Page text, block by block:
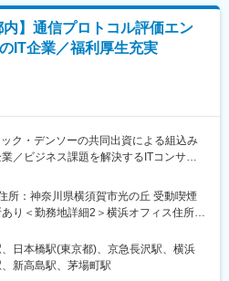
と札幌駅前オフィスにございますが、
を駆使して柔軟に働くことが可能で
能開発、ヘルスケアアプリ開発、大手
風通しの良い社風です。週に1時間、担
の活動を行う時間を設け、職場の課題
業務
／在宅勤務可能
の技術力の高さを活かし、オリジナル
・ディスプレイなどの開発、製造、販
ー様向けに技術ソリューションを供給す
ョン事業を展開しています。
内】通信プロトコル評価エン
IT企業／福利厚生充実
ク・デンソーの共同出資による組込み
／ビジネス課題を解決するITコンサル
ル通信ビジネスは次世代サービス展開の
あらゆる環境でサービスを受けられる
はますます重要になります。モバイル
様だけでなく、オートモーティブビジ
所：神奈川県横須賀市光の丘 受動喫煙
り＜勤務地詳細2＞横浜オフィス住所：
金港町3番1号 コンカード横浜勤務地最
喫煙対策：屋内全面禁煙＜勤務地詳細3
京都中央区日本橋 受動喫煙対策：屋内
日本橋駅(東京都)、京急長沢駅、横浜
新高島駅、茅場町駅